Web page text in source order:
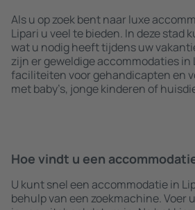
Als u op zoek bent naar luxe
Lipari u veel te bieden. In deze stad
wat u nodig heeft tijdens uw
zijn er geweldige accommodaties in
faciliteiten voor gehandicapten en
met baby’s, jonge kinderen of
Hoe vindt u een
U kunt snel een accommodatie in
behulp van een zoekmachine. Voer